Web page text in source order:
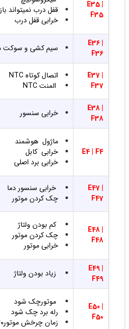
E35 |
F35
قفل درب نمیتواند
خرابی قفل درب
E36 |
F36
سیم کشی و سوکت
E37 |
F37
اتصال کوتاه NTC
المنت NTC
E38 |
F38
خرابی سنسور
E4 | F4
ماژول هوشمند
خرابی کابل
خرابی برد اصلی
E47 |
F47
خرابی سنسور دما
چک کردن موتور
E48 |
F48
کم بودن ولتاژ
چک کردن موتور
خرابی موتور
E49 |
F49
زیاد بودن ولتاژ
E50 |
F50
موتورچک شود
رله برد چک شود
زمان چرخش موتور۳۰ ثانیه